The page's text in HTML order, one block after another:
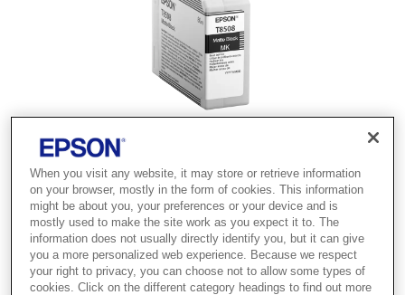
When you visit any website, it may store or retrieve information
on your browser, mostly in the form of cookies. This information
might be about you, your preferences or your device and is
mostly used to make the site work as you expect it to. The
information does not usually directly identify you, but it can give
you a more personalized web experience. Because we respect
your right to privacy, you can choose not to allow some types of
cookies. Click on the different category headings to find out more